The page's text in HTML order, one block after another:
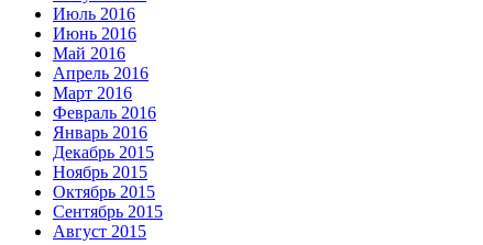
Июль 2016
Июнь 2016
Май 2016
Апрель 2016
Март 2016
Февраль 2016
Январь 2016
Декабрь 2015
Ноябрь 2015
Октябрь 2015
Сентябрь 2015
Август 2015